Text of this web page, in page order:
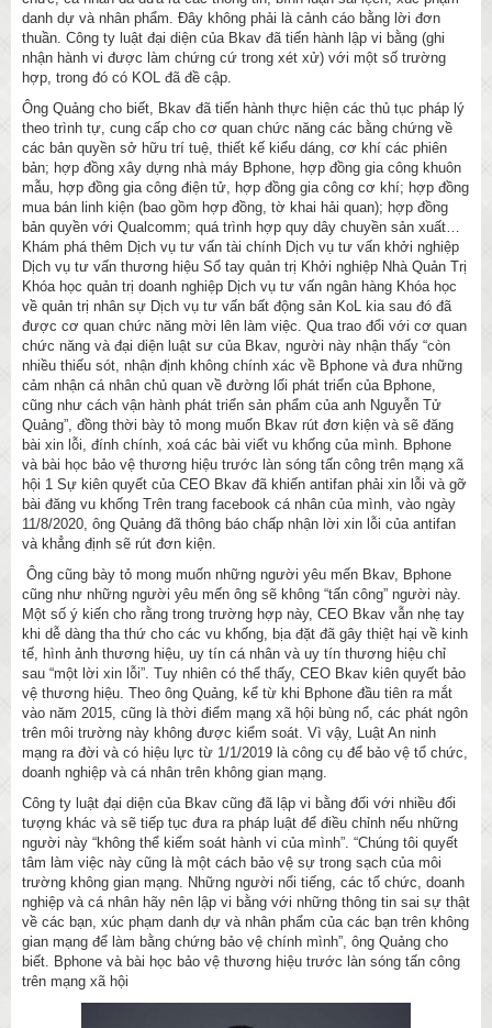
danh dự và nhân phẩm. Đây không phải là cảnh cáo bằng lời đơn
thuần. Công ty luật đại diện của Bkav đã tiến hành lập vi bằng (ghi
nhận hành vi được làm chứng cứ trong xét xử) với một số trường
hợp, trong đó có KOL đã đề cập.
Ông Quảng cho biết, Bkav đã tiến hành thực hiện các thủ tục pháp lý
theo trình tự, cung cấp cho cơ quan chức năng các bằng chứng về
các bản quyền sở hữu trí tuệ, thiết kế kiểu dáng, cơ khí các phiên
bản; hợp đồng xây dựng nhà máy Bphone, hợp đồng gia công khuôn
mẫu, hợp đồng gia công điện tử, hợp đồng gia công cơ khí; hợp đồng
mua bán linh kiện (bao gồm hợp đồng, tờ khai hải quan); hợp đồng
bản quyền với Qualcomm; quá trình hợp quy dây chuyền sản xuất…
Khám phá thêm Dịch vụ tư vấn tài chính Dịch vụ tư vấn khởi nghiệp
Dịch vụ tư vấn thương hiệu Sổ tay quản trị Khởi nghiệp Nhà Quản Trị
Khóa học quản trị doanh nghiệp Dịch vụ tư vấn ngân hàng Khóa học
về quản trị nhân sự Dịch vụ tư vấn bất động sản KoL kia sau đó đã
được cơ quan chức năng mời lên làm việc. Qua trao đổi với cơ quan
chức năng và đại diện luật sư của Bkav, người này nhận thấy “còn
nhiều thiếu sót, nhận định không chính xác về Bphone và đưa những
cảm nhận cá nhân chủ quan về đường lối phát triển của Bphone,
cũng như cách vận hành phát triển sản phẩm của anh Nguyễn Tử
Quảng”, đồng thời bày tỏ mong muốn Bkav rút đơn kiện và sẽ đăng
bài xin lỗi, đính chính, xoá các bài viết vu khống của mình. Bphone
và bài học bảo vệ thương hiệu trước làn sóng tấn công trên mạng xã
hội 1 Sự kiên quyết của CEO Bkav đã khiến antifan phải xin lỗi và gỡ
bài đăng vu khống Trên trang facebook cá nhân của mình, vào ngày
11/8/2020, ông Quảng đã thông báo chấp nhận lời xin lỗi của antifan
và khẳng định sẽ rút đơn kiện.
Ông cũng bày tỏ mong muốn những người yêu mến Bkav, Bphone
cũng như những người yêu mến ông sẽ không “tấn công” người này.
Một số ý kiến cho rằng trong trường hợp này, CEO Bkav vẫn nhẹ tay
khi dễ dàng tha thứ cho các vu khống, bịa đặt đã gây thiệt hại về kinh
tế, hình ảnh thương hiệu, uy tín cá nhân và uy tín thương hiệu chỉ
sau “một lời xin lỗi”. Tuy nhiên có thể thấy, CEO Bkav kiên quyết bảo
vệ thương hiệu. Theo ông Quảng, kể từ khi Bphone đầu tiên ra mắt
vào năm 2015, cũng là thời điểm mạng xã hội bùng nổ, các phát ngôn
trên môi trường này không được kiểm soát. Vì vậy, Luật An ninh
mạng ra đời và có hiệu lực từ 1/1/2019 là công cụ để bảo vệ tổ chức,
doanh nghiệp và cá nhân trên không gian mạng.
Công ty luật đại diện của Bkav cũng đã lập vi bằng đối với nhiều đối
tượng khác và sẽ tiếp tục đưa ra pháp luật để điều chỉnh nếu những
người này “không thể kiểm soát hành vi của mình”. “Chúng tôi quyết
tâm làm việc này cũng là một cách bảo vệ sự trong sạch của môi
trường không gian mạng. Những người nổi tiếng, các tổ chức, doanh
nghiệp và cá nhân hãy nên lập vi bằng với những thông tin sai sự thật
về các bạn, xúc phạm danh dự và nhân phẩm của các bạn trên không
gian mạng để làm bằng chứng bảo vệ chính mình”, ông Quảng cho
biết. Bphone và bài học bảo vệ thương hiệu trước làn sóng tấn công
trên mạng xã hội